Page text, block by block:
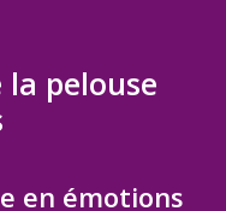
la pelouse
en émotions